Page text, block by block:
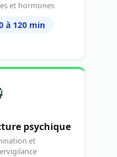
et hormones
à 120 min
psychique
et